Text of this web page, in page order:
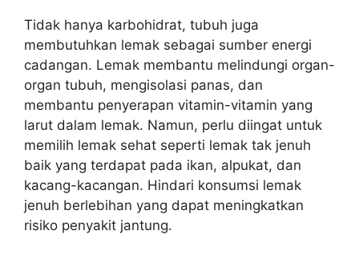
Tidak hanya karbohidrat, tubuh juga
membutuhkan lemak sebagai sumber energi
cadangan. Lemak membantu melindungi organ-
organ tubuh, mengisolasi panas, dan
membantu penyerapan vitamin-vitamin yang
larut dalam lemak. Namun, perlu diingat untuk
memilih lemak sehat seperti lemak tak jenuh
baik yang terdapat pada ikan, alpukat, dan
kacang-kacangan. Hindari konsumsi lemak
jenuh berlebihan yang dapat meningkatkan
risiko penyakit jantung.